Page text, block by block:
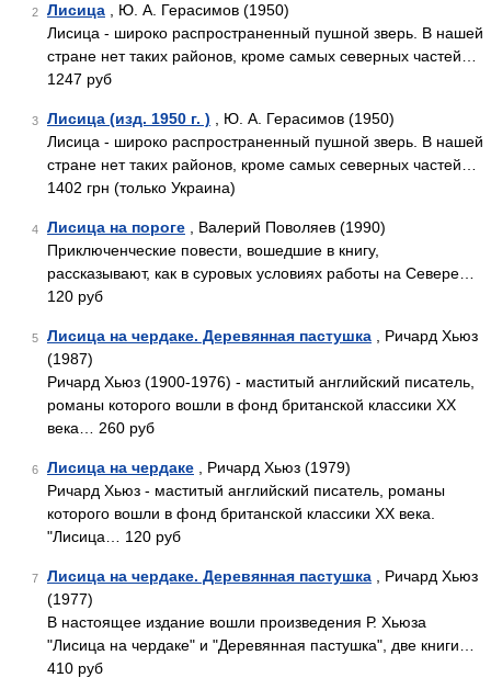
2 Лисица , Ю. А. Герасимов (1950)
Лисица - широко распространенный пушной зверь. В нашей
стране нет таких районов, кроме самых северных частей…
1247 руб
3 Лисица (изд. 1950 г. ) , Ю. А. Герасимов (1950)
Лисица - широко распространенный пушной зверь. В нашей
стране нет таких районов, кроме самых северных частей…
1402 грн (только Украина)
4 Лисица на пороге , Валерий Поволяев (1990)
Приключенческие повести, вошедшие в книгу,
рассказывают, как в суровых условиях работы на Севере…
120 руб
5 Лисица на чердаке. Деревянная пастушка , Ричард Хьюз
(1987)
Ричард Хьюз (1900-1976) - маститый английский писатель,
романы которого вошли в фонд британской классики XX
века… 260 руб
6 Лисица на чердаке , Ричард Хьюз (1979)
Ричард Хьюз - маститый английский писатель, романы
которого вошли в фонд британской классики XX века.
"Лисица… 120 руб
7 Лисица на чердаке. Деревянная пастушка , Ричард Хьюз
(1977)
В настоящее издание вошли произведения Р. Хьюза
"Лисица на чердаке" и "Деревянная пастушка", две книги…
410 руб